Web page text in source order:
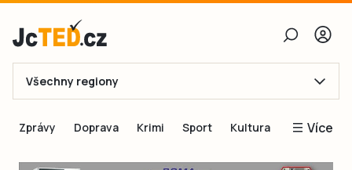
E-mail
Všechny regiony
Zprávy Doprava Krimi Sport Kultura Více
Blogy